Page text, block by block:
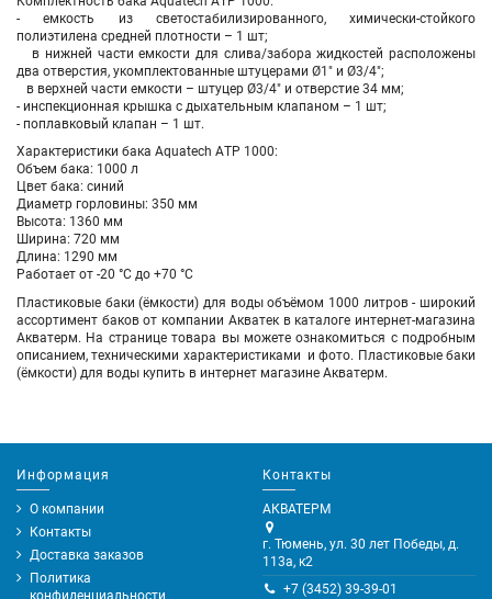
- емкость из светостабилизированного, химически-стойкого
полиэтилена средней плотности – 1 шт;
в нижней части емкости для слива/забора жидкостей расположены
два отверстия, укомплектованные штуцерами Ø1" и Ø3/4";
в верхней части емкости – штуцер Ø3/4" и отверстие 34 мм;
- инспекционная крышка с дыхательным клапаном – 1 шт;
- поплавковый клапан – 1 шт.
Характеристики бака Aquatech АTP 1000:
Объем бака: 1000 л
Цвет бака: синий
Диаметр горловины: 350 мм
Высота: 1360 мм
Ширина: 720 мм
Длина: 1290 мм
Работает от -20 °С до +70 °С
Пластиковые баки (ёмкости) для воды объёмом 1000 литров- широкий
ассортимент баковот компании Акватекв каталоге интернет-магазина
Акватерм. На странице товара вы можете ознакомиться с подробным
описанием, техническими характеристиками и фото. Пластиковые баки
(ёмкости) для воды купить в интернет магазине Акватерм.
Информация
О компании
Контакты
Доставка заказов
Политика
конфиденциальности
Контакты
АКВАТЕРМ
г. Тюмень, ул. 30 лет Победы, д.
113а, к2
+7 (3452) 39-39-01